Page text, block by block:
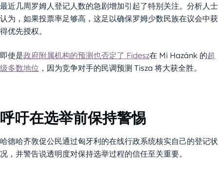
最近几周罗姆人登记人数的急剧增加引起了特别关注。分析人士
认为，如果投票率足够高，这足以确保罗姆少数民族在议会中获
得优先授权。
即使是政府附属机构的预测也否定了 Fidesz在 Mi Hazánk 的超
级多数地位 ，因为竞争对手的民调预测 Tisza 将大获全胜。
呼吁在选举前保持警惕
哈德哈齐敦促公民通过匈牙利的在线行政系统核实自己的登记状
况，并警告说透明度对保持选举过程的信任至关重要。